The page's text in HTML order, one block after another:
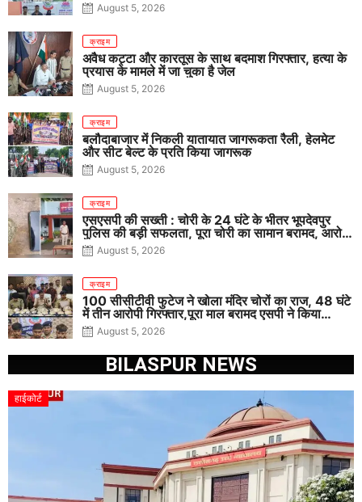
August 5, 2026
क्राइम
अवैध कट्टा और कारतूस के साथ बदमाश गिरफ्तार, हत्या के
प्रयास के मामले में जा चुका है जेल
August 5, 2026
क्राइम
बलौदाबाजार में निकली यातायात जागरूकता रैली, हेलमेट
और सीट बेल्ट के प्रति किया जागरूक
August 5, 2026
क्राइम
एसएसपी की सख्ती : चोरी के 24 घंटे के भीतर भूपदेवपुर
पुलिस की बड़ी सफलता, पूरा चोरी का सामान बरामद, आरोपी
गिरफ्तार
August 5, 2026
क्राइम
100 सीसीटीवी फुटेज ने खोला मंदिर चोरों का राज, 48 घंटे
में तीन आरोपी गिरफ्तार,पूरा माल बरामद एसपी ने किया
खुलासा
August 5, 2026
BILASPUR NEWS
हाईकोर्ट